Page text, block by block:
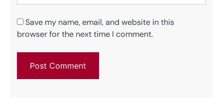
Save my name, email, and website in this
browser for the next time I comment.